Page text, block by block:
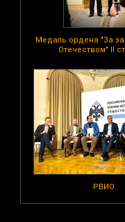
Медаль ордена "За
Отечеством" II
РВИО